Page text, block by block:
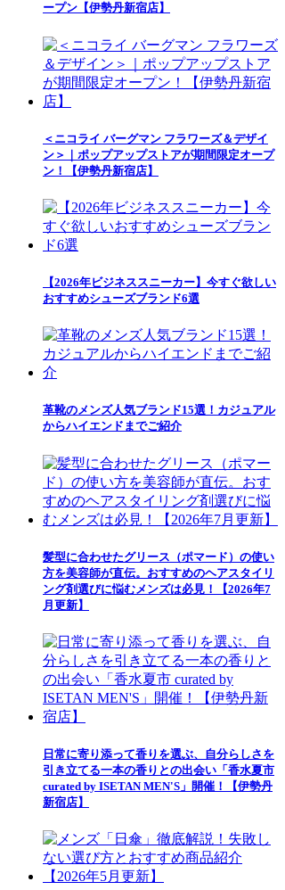
ープン【伊勢丹新宿店】
＜ニコライ バーグマン フラワーズ＆デザイ
ン＞｜ポップアップストアが期間限定オープ
ン！【伊勢丹新宿店】
【2026年ビジネススニーカー】今すぐ欲しい
おすすめシューズブランド6選
革靴のメンズ人気ブランド15選！カジュアル
からハイエンドまでご紹介
髪型に合わせたグリース（ポマード）の使い
方を美容師が直伝。おすすめのヘアスタイリ
ング剤選びに悩むメンズは必見！【2026年7
月更新】
日常に寄り添って香りを選ぶ、自分らしさを
引き立てる一本の香りとの出会い「香水夏市
curated by ISETAN MEN'S」開催！【伊勢丹
新宿店】